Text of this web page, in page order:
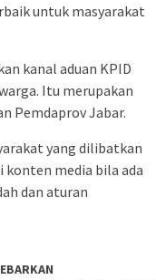
untuk masyarakat
kanal aduan KPID
Itu merupakan
Pemdaprov Jabar.
yang dilibatkan
media bila ada
dan aturan